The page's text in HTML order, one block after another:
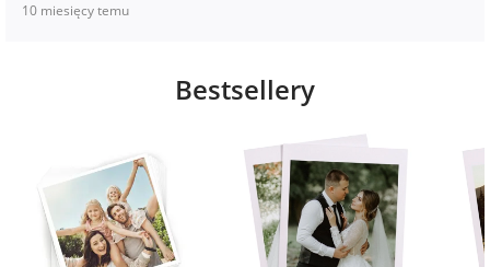
10 miesięcy temu
Bestsellery